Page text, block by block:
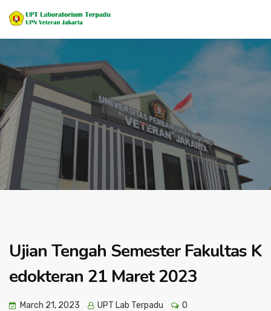
Ujian Tengah Semester Fakultas K
edokteran 21 Maret 2023
March 21, 2023 UPT Lab Terpadu 0